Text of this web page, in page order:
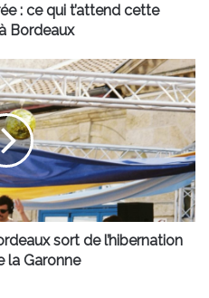
: ce qui t’attend cette
Bordeaux
sort de l’hibernation
la Garonne